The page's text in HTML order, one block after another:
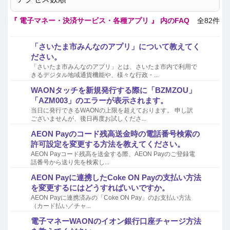
『 電子マネー・決済サービス・各種アプリ 』 内のFAQ 全82件
「さいたま市みんなのアプリ」について教えてく
ださい。
「さいたま市みんなのアプリ」とは、さいたま市内で利用で
きるデジタル地域通貨機能や、様々な行政・...
WAONタッチを新規発行する際に「BZMZOU」
「AZM003」のエラーが表示されます。
当日に発行できるWAONの上限を超えております。 申し訳
ございませんが、後日再度お試しくださ...
AEON Payのコード残高送金時の電話番号検索の
許可設定を変更する方法を教えてください。
AEON Payコード残高を送金する際、AEON Payのご登録電
話番号から送り先を検索し...
AEON Payに連携したCoke ON Payの支払い方法
を変更するにはどうすればいいですか。
AEON Payに連携済みの「Coke ON Pay」のお支払い方法
（カード払い／チャ...
電子マネーWAONのイオン銀行口座チャージ方法